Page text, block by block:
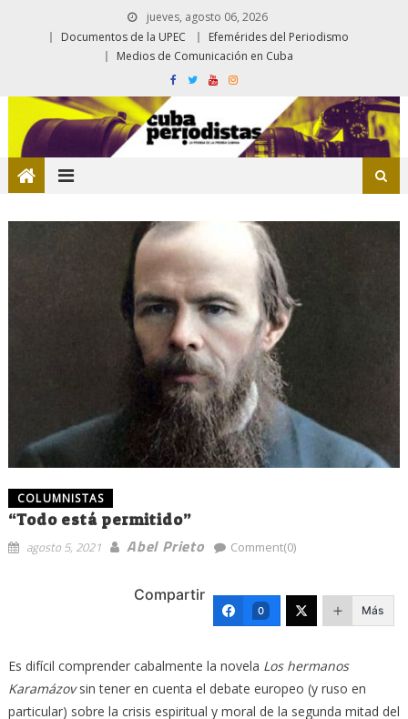
jueves, agosto 06, 2026
Documentos de la UPEC
Efemérides del Periodismo
Medios de Comunicación en Cuba
COLUMNISTAS
“Todo está permitido”
agosto 5, 2021 Abel Prieto Comment(0)
Compartir
0 Más
Es difícil comprender cabalmente la novela Los hermanos
Karamázovsin tener en cuenta el debate europeo (y ruso en
particular) sobre la crisis espiritual y moral de la segunda mitad del